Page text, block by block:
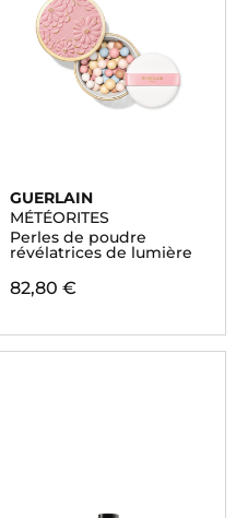
GUERLAIN
MÉTÉORITES
Perles de poudre
révélatrices de lumière
82,80 €